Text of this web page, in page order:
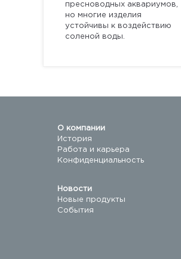
пресноводных аквариумов,
но многие изделия
устойчивы к воздействию
соленой воды.
О компании
История
Работа и карьера
Конфиденциальность
Новости
Новые продукты
События